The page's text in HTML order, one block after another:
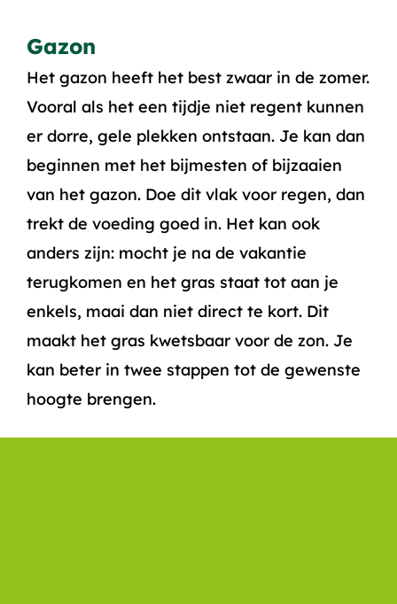
Gazon
Het gazon heeft het best zwaar in de zomer.
Vooral als het een tijdje niet regent kunnen
er dorre, gele plekken ontstaan. Je kan dan
beginnen met het bijmesten of bijzaaien
van het gazon. Doe dit vlak voor regen, dan
trekt de voeding goed in. Het kan ook
anders zijn: mocht je na de vakantie
terugkomen en het gras staat tot aan je
enkels, maai dan niet direct te kort. Dit
maakt het gras kwetsbaar voor de zon. Je
kan beter in twee stappen tot de gewenste
hoogte brengen.